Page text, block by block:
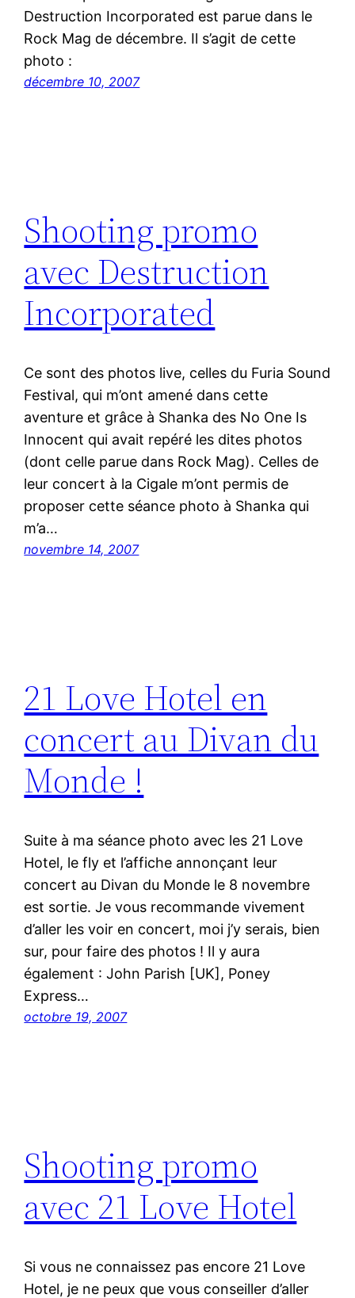
Destruction Incorporated est parue dans le
Rock Mag de décembre. Il s’agit de cette
photo :
décembre 10, 2007
Shooting promo
avec Destruction
Incorporated
Ce sont des photos live, celles du Furia Sound
Festival, qui m’ont amené dans cette
aventure et grâce à Shanka des No One Is
Innocent qui avait repéré les dites photos
(dont celle parue dans Rock Mag). Celles de
leur concert à la Cigale m’ont permis de
proposer cette séance photo à Shanka qui
m’a…
novembre 14, 2007
21 Love Hotel en
concert au Divan du
Monde !
Suite à ma séance photo avec les 21 Love
Hotel, le fly et l’affiche annonçant leur
concert au Divan du Monde le 8 novembre
est sortie. Je vous recommande vivement
d’aller les voir en concert, moi j’y serais, bien
sur, pour faire des photos ! Il y aura
également : John Parish [UK], Poney
Express…
octobre 19, 2007
Shooting promo
avec 21 Love Hotel
Si vous ne connaissez pas encore 21 Love
Hotel, je ne peux que vous conseiller d’aller